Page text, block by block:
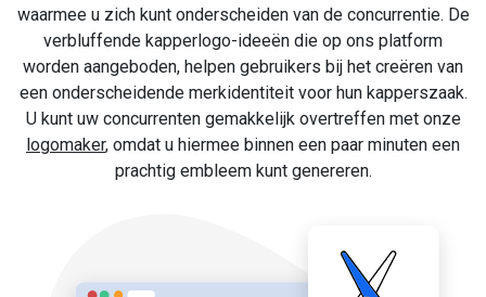
waarmee u zich kunt onderscheiden van de concurrentie. De
verbluffende kapperlogo-ideeën die op ons platform
worden aangeboden, helpen gebruikers bij het creëren van
een onderscheidende merkidentiteit voor hun kapperszaak.
U kunt uw concurrenten gemakkelijk overtreffen met onze
logomaker, omdat u hiermee binnen een paar minuten een
prachtig embleem kunt genereren.